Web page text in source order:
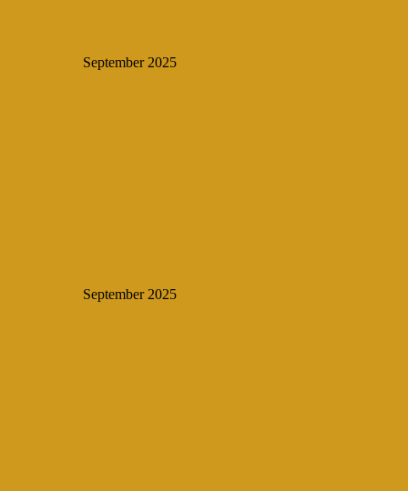
September 2025
September 2025